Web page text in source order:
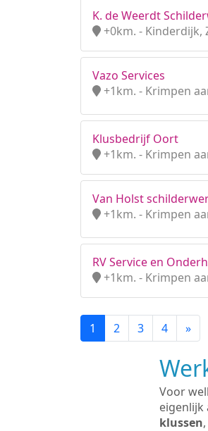
K. de Weerdt
+0km. - Kinderdijk,
Vazo Services
+1km. - Krimpen
Klusbedrijf Oort
+1km. - Krimpen
Van Holst
+1km. - Krimpen
RV Service en
+1km. - Krimpen
1 2 3 4 »
Voor
eigenlijk
klussen